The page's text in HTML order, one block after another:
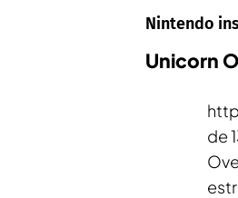
Nintendo
Unicorn
de